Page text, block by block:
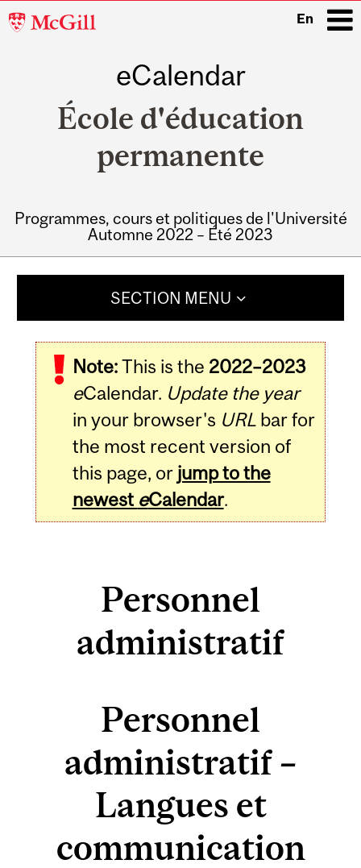
McGill
En
eCalendar
École d'éducation
permanente
Programmes, cours et politiques de l'Université
Automne 2022 – Été 2023
SECTION MENU
Note:This is the 2022–2023
eCalendar. Update the year
in your browser's URLbar for
the most recent version of
this page, or jump to the
newest eCalendar.
Personnel
administratif
Personnel
administratif –
Langues et
communication